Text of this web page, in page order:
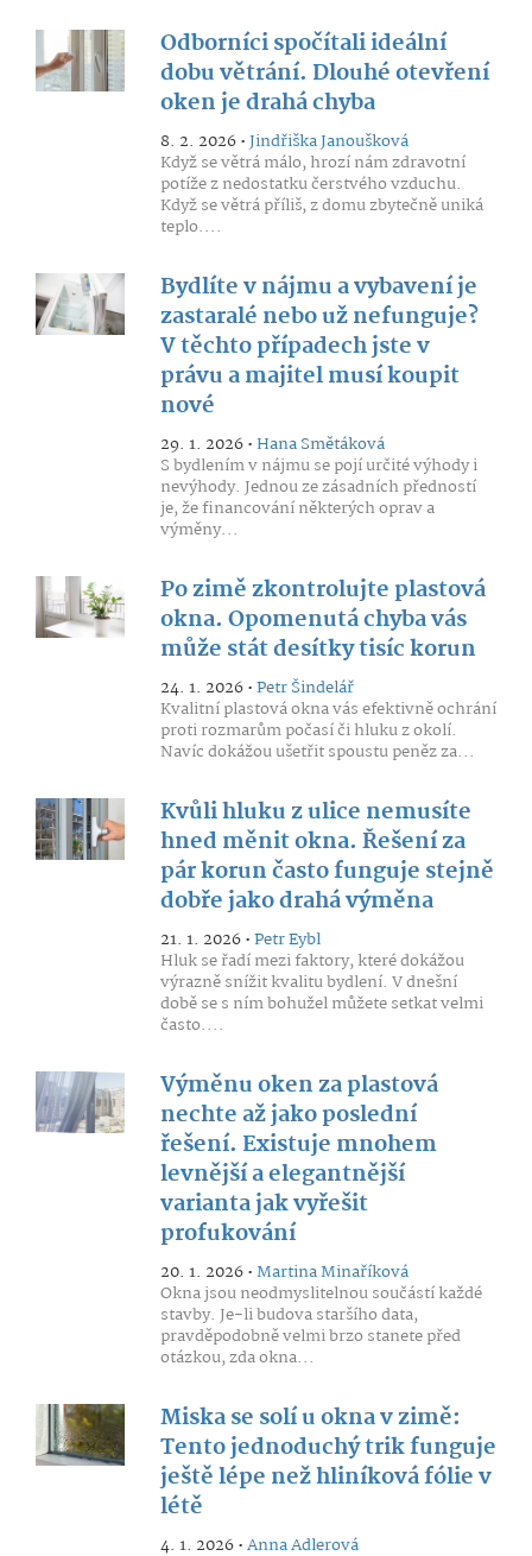
Odborníci spočítali ideální
dobu větrání. Dlouhé otevření
oken je drahá chyba
8. 2. 2026 •Jindřiška Janoušková
Když se větrá málo, hrozí nám zdravotní
potíže z nedostatku čerstvého vzduchu.
Když se větrá příliš, z domu zbytečně uniká
teplo....
Bydlíte v nájmu a vybavení je
zastaralé nebo už nefunguje?
V těchto případech jste v
právu a majitel musí koupit
nové
29. 1. 2026 •Hana Smětáková
S bydlením v nájmu se pojí určité výhody i
nevýhody. Jednou ze zásadních předností
je, že financování některých oprav a
výměny...
Po zimě zkontrolujte plastová
okna. Opomenutá chyba vás
může stát desítky tisíc korun
24. 1. 2026 •Petr Šindelář
Kvalitní plastová okna vás efektivně ochrání
proti rozmarům počasí či hluku z okolí.
Navíc dokážou ušetřit spoustu peněz za...
Kvůli hluku z ulice nemusíte
hned měnit okna. Řešení za
pár korun často funguje stejně
dobře jako drahá výměna
21. 1. 2026 •Petr Eybl
Hluk se řadí mezi faktory, které dokážou
výrazně snížit kvalitu bydlení. V dnešní
době se s ním bohužel můžete setkat velmi
často....
Výměnu oken za plastová
nechte až jako poslední
řešení. Existuje mnohem
levnější a elegantnější
varianta jak vyřešit
profukování
20. 1. 2026 •Martina Minaříková
Okna jsou neodmyslitelnou součástí každé
stavby. Je-li budova staršího data,
pravděpodobně velmi brzo stanete před
otázkou, zda okna...
Miska se solí u okna v zimě:
Tento jednoduchý trik funguje
ještě lépe než hliníková fólie v
létě
4. 1. 2026 •Anna Adlerová